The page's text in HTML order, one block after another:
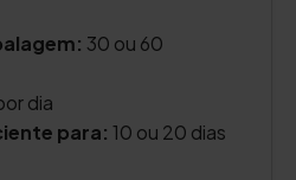
30 ou 60
dia
para: 10 ou 20 dias